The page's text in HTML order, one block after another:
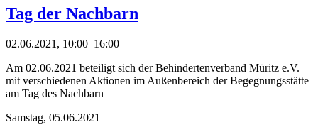
Tag der Nachbarn
02.06.2021, 10:00–16:00
Am 02.06.2021 beteiligt sich der Behindertenverband Müritz e.V.
mit verschiedenen Aktionen im Außenbereich der Begegnungsstätte
am Tag des Nachbarn
Samstag, 05.06.2021